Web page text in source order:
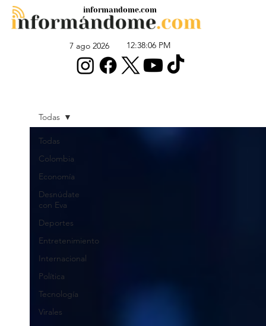
7 ago 2026 12:38:06 PM
informandome.com
Todas
Colombia
Economía
Desnúdate
con Eva
Deportes
Entretenimiento
Internacional
Política
Tecnología
Virales
Todas